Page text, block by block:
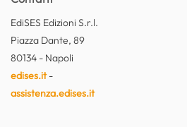
EdiSES Edizioni S.r.l.
Piazza Dante, 89
80134 - Napoli
edises.it-
assistenza.edises.it